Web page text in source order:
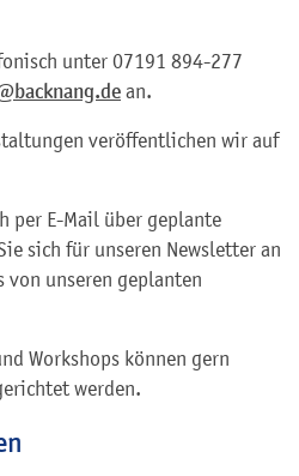
unter 07191 894-277
an.
veröffentlichen wir auf
per E-Mail über geplante
sich für unseren Newsletter an
von unseren geplanten
Workshops können gern
werden.